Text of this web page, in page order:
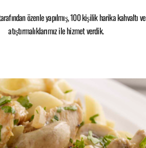
özenle yapılmış, 100 kişilik harika kahvaltı ve
atıştırmalıklarımız ile hizmet verdik.